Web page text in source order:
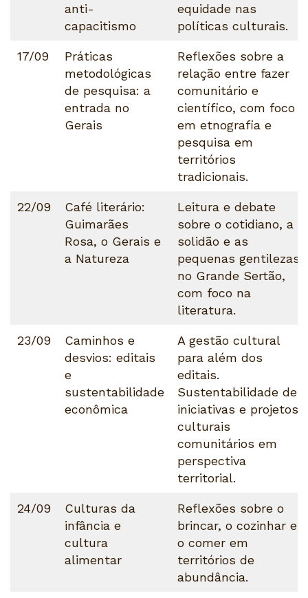
anti-
capacitismo
equidade nas
políticas culturais.
17/09
Práticas
metodológicas
de pesquisa: a
entrada no
Gerais
Reflexões sobre a
relação entre fazer
comunitário e
científico, com foco
em etnografia e
pesquisa em
territórios
tradicionais.
22/09
Café literário:
Guimarães
Rosa, o Gerais e
a Natureza
Leitura e debate
sobre o cotidiano, a
solidão e as
pequenas gentilezas
no Grande Sertão,
com foco na
literatura.
23/09
Caminhos e
desvios: editais
e
sustentabilidade
econômica
A gestão cultural
para além dos
editais.
Sustentabilidade de
iniciativas e projetos
culturais
comunitários em
perspectiva
territorial.
24/09
Culturas da
infância e
cultura
alimentar
Reflexões sobre o
brincar, o cozinhar e
o comer em
territórios de
abundância.